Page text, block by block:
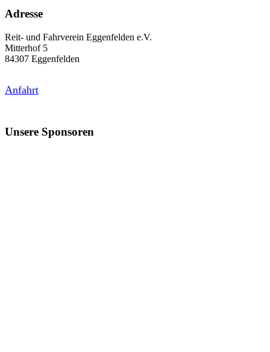
Adresse
Reit- und Fahrverein Eggenfelden e.V.
Mitterhof 5
84307 Eggenfelden
Anfahrt
Unsere Sponsoren